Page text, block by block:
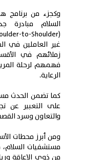
وكجزء من برنامج
السلام مبادرة
غير العاملين في
زملائهم في
فهمهم لرحلة
الرعاية.
كما تضمن الحدث
على التعبير عن
والتعاون وسرد
ومن أبرز محطات
مستشفيات
من ذوي الإعاقة